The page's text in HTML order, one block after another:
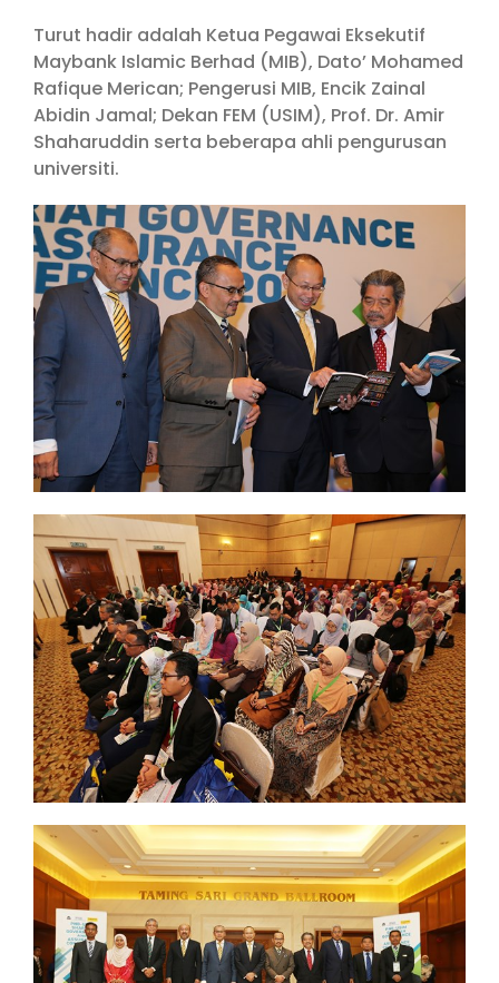
Turut hadir adalah Ketua Pegawai Eksekutif
Maybank Islamic Berhad (MIB), Dato’ Mohamed
Rafique Merican; Pengerusi MIB, Encik Zainal
Abidin Jamal; Dekan FEM (USIM), Prof. Dr. Amir
Shaharuddin serta beberapa ahli pengurusan
universiti.